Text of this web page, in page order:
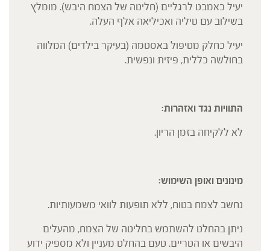
יעיל כאמבט לרגליים (חליטה של הצמח היבש). מומלץ
בשילוב עם טיליה ואכיליאה אלף העלה.
יעיל כחלק מטיפול באסטמה (בעיקר בילדים) המלווה
בחולשה כללית, פיזית ונפשית.
התוויות נגד ואזהרות:
לא ללקיחה בזמן הריון.
מינונים ואופן השימוש:
נחשב לצמח בטוח, ללא תופעות לוואי משמעותיות.
ניתן בהחלט להשתמש בחליטה של הצמח, מהעלים
היבשים או הטריים. טעם בהחלט מעניין ולא מספיק ידוע